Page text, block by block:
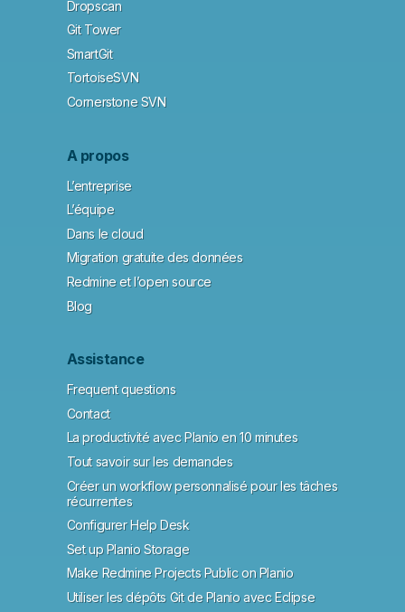
Dropscan
Git Tower
SmartGit
TortoiseSVN
Cornerstone SVN
A propos
L’entreprise
L’équipe
Dans le cloud
Migration gratuite des données
Redmine et l’open source
Blog
Assistance
Frequent questions
Contact
La productivité avec Planio en 10 minutes
Tout savoir sur les demandes
Créer un workflow personnalisé pour les tâches
récurrentes
Configurer Help Desk
Set up Planio Storage
Make Redmine Projects Public on Planio
Utiliser les dépôts Git de Planio avec Eclipse